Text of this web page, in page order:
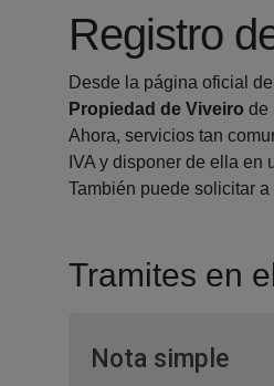
Registro
Desde la página oficial
Propiedad de Viveiro de
Ahora, servicios tan
IVA y disponer de ella en
También puede solicitar
Tramites en
Nota simple